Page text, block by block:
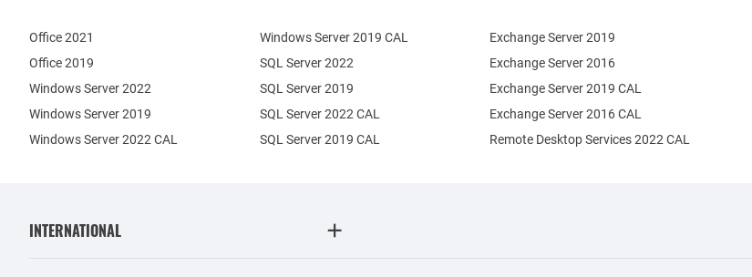
Office 2021
Office 2019
Windows Server 2022
Windows Server 2019
Exchange Server 2019
Exchange Server 2016
SQL Server 2022
SQL Server 2019
Windows Server 2022 CAL
Windows Server 2019 CAL
SQL Server 2022 CAL
SQL Server 2019 CAL
Remote Desktop Services 2022 CAL
Exchange Server 2019 CAL
Exchange Server 2016 CAL
INTERNATIONAL